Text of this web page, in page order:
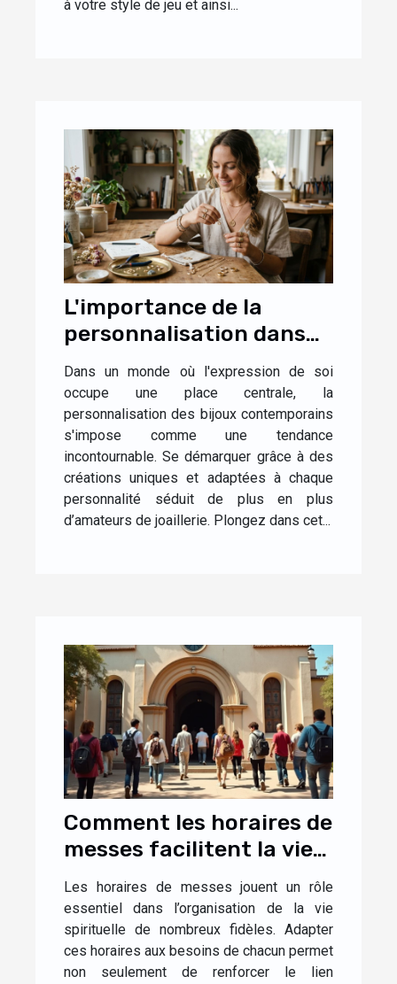
à votre style de jeu et ainsi...
L'importance de la
personnalisation dans
les bijoux
contemporains
Dans un monde où l'expression de soi
occupe une place centrale, la
personnalisation des bijoux contemporains
s'impose comme une tendance
incontournable. Se démarquer grâce à des
créations uniques et adaptées à chaque
personnalité séduit de plus en plus
d’amateurs de joaillerie. Plongez dans cet...
Comment les horaires de
messes facilitent la vie
des fidèles ?
Les horaires de messes jouent un rôle
essentiel dans l’organisation de la vie
spirituelle de nombreux fidèles. Adapter
ces horaires aux besoins de chacun permet
non seulement de renforcer le lien